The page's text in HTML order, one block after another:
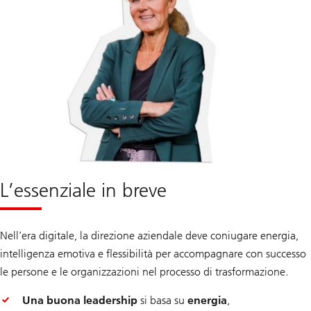
L’essenziale in breve
Nell’era digitale, la direzione aziendale deve coniugare energia,
intelligenza emotiva e flessibilità per accompagnare con successo
le persone e le organizzazioni nel processo di trasformazione.
Una buona leadership si basa su energia,